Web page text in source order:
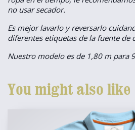
no usar secador.
Es mejor lavarlo y reversarlo
diferentes etiquetas de la fuente de
Nuestro modelo es de 1,80 m para
You might also like